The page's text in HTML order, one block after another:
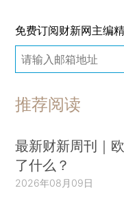
免费订阅财新网主编
推荐阅读
最新财新周刊｜
了什么？
2026年08月09日